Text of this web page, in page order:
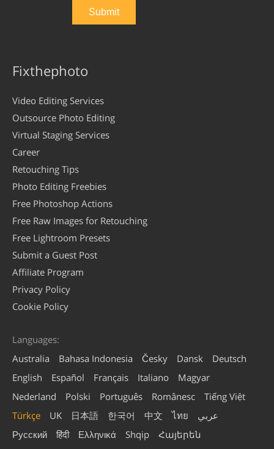
Fixthephoto
Video Editing Services
Outsource Photo Editing
Virtual Staging Services
Career
Retouching Tips
Photo Editing Freebies
Free Photoshop Actions
Free Raw Images for Retouching
Free Lightroom Presets
Submit a Guest Post
Affiliate Program
Privacy Policy
Cookie Policy
Languages:
Australia
Bahasa Indonesia Česky Dansk
Deutsch
English
Español Français Italiano
Magyar
Nederland
Polski Português Românesc
Tiếng Việt
Türkçe
UK 日本語 한국어 中文 ไทย
عربي
Русский
हिंदी Ελληνικά Shqip
Հայերեն